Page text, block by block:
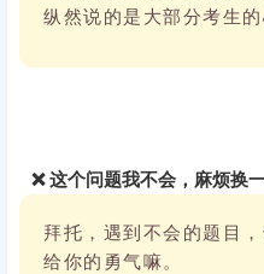
纵然说的是大部分考生的
❌ 这个问题我不会，麻烦换一
拜托，遇到不会的题目
给你的勇气嘛。